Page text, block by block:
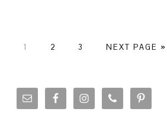
PAGE
1 PAGE
2 PAGE
3 NEXT PAGE »
SIDEBAR